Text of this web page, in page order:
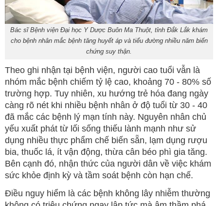
Bác sĩ Bệnh viện Đại học Y Dược Buôn Ma Thuột, tỉnh Đắk Lắk khám
cho bệnh nhân mắc bệnh tăng huyết áp và tiểu đường nhiều năm biến
chứng suy thận.
Theo ghi nhận tại bệnh viện, người cao tuổi vẫn là
nhóm mắc bệnh chiếm tỷ lệ cao, khoảng 70 - 80% số
trường hợp. Tuy nhiên, xu hướng trẻ hóa đang ngày
càng rõ nét khi nhiều bệnh nhân ở độ tuổi từ 30 - 40
đã mắc các bệnh lý mạn tính này. Nguyên nhân chủ
yếu xuất phát từ lối sống thiếu lành mạnh như sử
dụng nhiều thực phẩm chế biến sẵn, lạm dụng rượu
bia, thuốc lá, ít vận động, thừa cân béo phì gia tăng.
Bên cạnh đó, nhận thức của người dân về việc khám
sức khỏe định kỳ và tầm soát bệnh còn hạn chế.
Điều nguy hiểm là các bệnh không lây nhiễm thường